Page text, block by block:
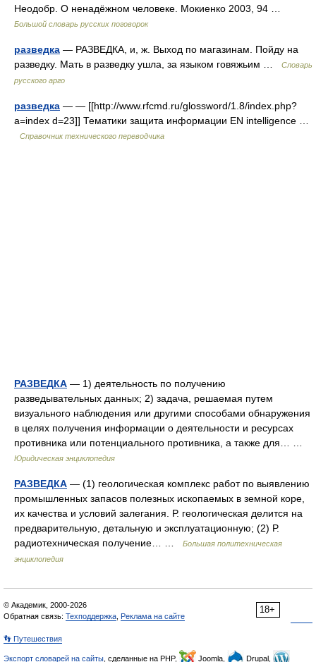
Неодобр. О ненадёжном человеке. Мокиенко 2003, 94 …
Большой словарь русских поговорок
разведка — РАЗВЕДКА, и, ж. Выход по магазинам. Пойду на
разведку. Мать в разведку ушла, за языком говяжьим …
Словарь
русского арго
разведка — — [[http://www.rfcmd.ru/glossword/1.8/index.php?
a=index d=23]] Тематики защита информации EN intelligence …
Справочник технического переводчика
РАЗВЕДКА — 1) деятельность по получению
разведывательных данных; 2) задача, решаемая путем
визуального наблюдения или другими способами обнаружения
в целях получения информации о деятельности и ресурсах
противника или потенциального противника, а также для… …
Юридическая энциклопедия
РАЗВЕДКА — (1) геологическая комплекс работ по выявлению
промышленных запасов полезных ископаемых в земной коре,
их качества и условий залегания. Р. геологическая делится на
предварительную, детальную и эксплуатационную; (2) Р.
радиотехническая получение… …
Большая политехническая
энциклопедия
18+
© Академик, 2000-2026
Обратная связь: Техподдержка Реклама на сайте
👣 Путешествия
Экспорт словарей на сайты , сделанные на PHP, Joomla, Drupal,